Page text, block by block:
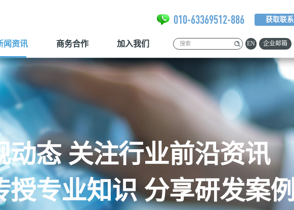
010-63369512-886 获取联系
闻资讯 商务合作 加入我们 EN 企业邮箱
动态 关注行业前沿资讯
授专业知识 分享研发案例